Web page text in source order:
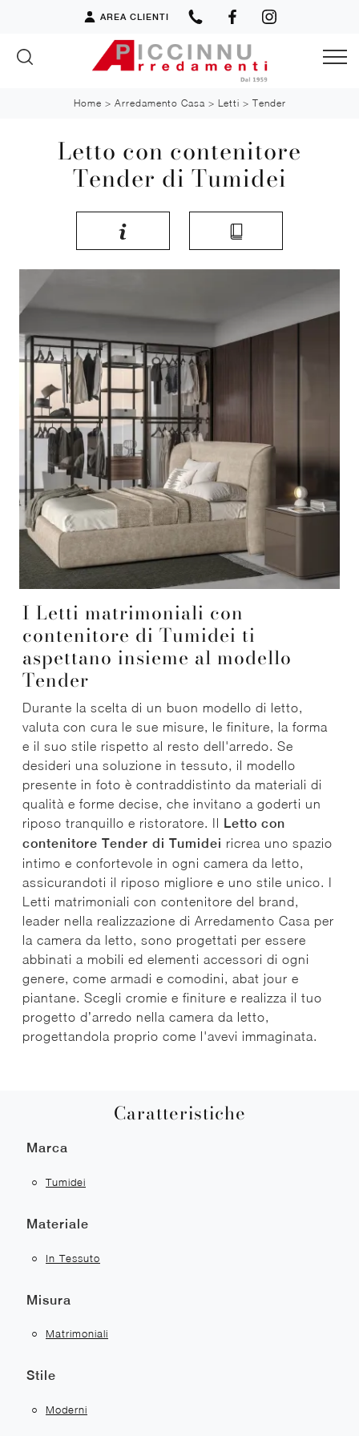
AREA CLIENTI
Home > Arredamento Casa > Letti > Tender
Letto con contenitore
Tender di Tumidei
I Letti matrimoniali con
contenitore di Tumidei ti
aspettano insieme al modello
Tender
Durante la scelta di un buon modello di letto,
valuta con cura le sue misure, le finiture, la forma
e il suo stile rispetto al resto dell'arredo. Se
desideri una soluzione in tessuto, il modello
presente in foto è contraddistinto da materiali di
qualità e forme decise, che invitano a goderti un
riposo tranquillo e ristoratore. Il
Letto con
contenitore Tender di Tumidei ricrea uno spazio
intimo e confortevole in ogni camera da letto,
assicurandoti il riposo migliore e uno stile unico. I
Letti matrimoniali con contenitore del brand,
leader nella realizzazione di Arredamento Casa per
la camera da letto, sono progettati per essere
abbinati a mobili ed elementi accessori di ogni
genere, come armadi e comodini, abat jour e
piantane. Scegli cromie e finiture e realizza il tuo
progetto d’arredo nella camera da letto,
progettandola proprio come l'avevi immaginata.
Caratteristiche
Marca
Tumidei
Materiale
In Tessuto
Misura
Matrimoniali
Stile
Moderni